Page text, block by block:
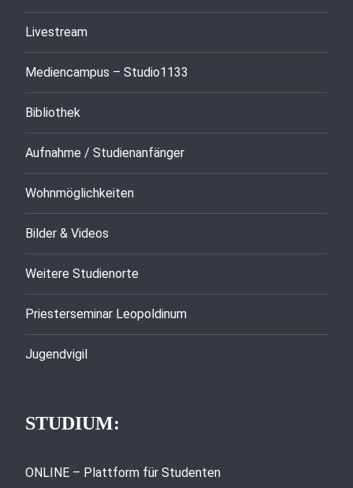
Livestream
Mediencampus – Studio1133
Bibliothek
Aufnahme / Studienanfänger
Wohnmöglichkeiten
Bilder & Videos
Weitere Studienorte
Priesterseminar Leopoldinum
Jugendvigil
STUDIUM:
ONLINE – Plattform für Studenten